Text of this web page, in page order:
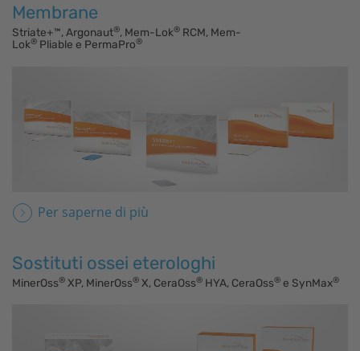
Membrane
Striate+™, Argonaut®, Mem-Lok® RCM, Mem-
Lok® Pliable e PermaPro®
Per saperne di più
Sostituti ossei eterologhi
MinerOss® XP, MinerOss® X, CeraOss® HYA, CeraOss® e SynMax®